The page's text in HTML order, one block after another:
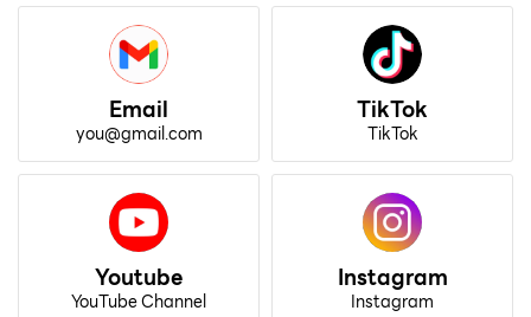
Email
you@gmail.com
TikTok
TikTok
Youtube
YouTube Channel
Instagram
Instagram